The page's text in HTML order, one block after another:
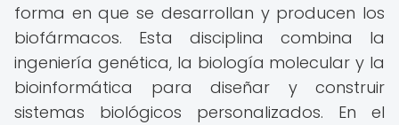
forma en que se desarrollan y producen los
biofármacos. Esta disciplina combina la
ingeniería genética, la biología molecular y la
bioinformática para diseñar y construir
sistemas biológicos personalizados. En el